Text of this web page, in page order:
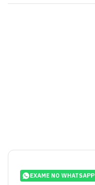
EXAME NO WHATSAPP